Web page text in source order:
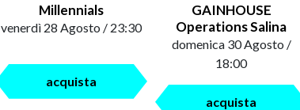
Millennials
venerdì 28 Agosto / 23:30
acquista
GAINHOUSE
Operations Salina
domenica 30 Agosto /
18:00
acquista